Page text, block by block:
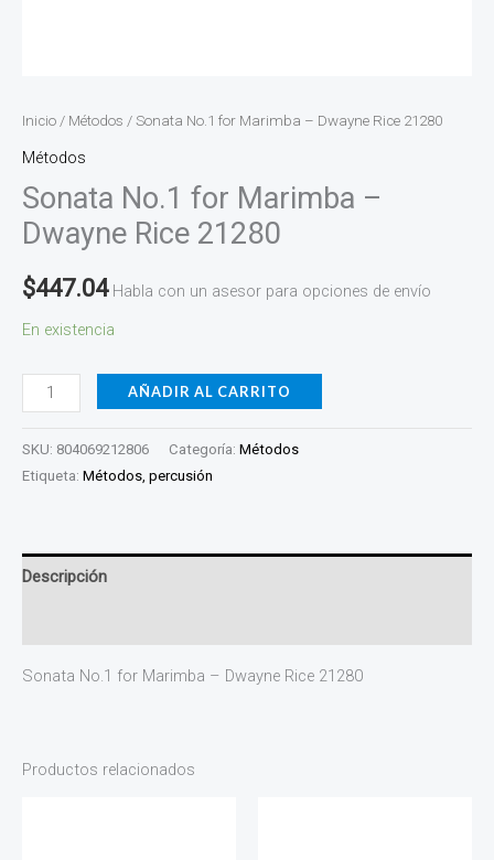
Inicio / Métodos / Sonata No.1 for Marimba – Dwayne Rice 21280
Métodos
Sonata No.1 for Marimba –
Dwayne Rice 21280
$447.04 Habla con un asesor para opciones de envío
En existencia
AÑADIR AL CARRITO
SKU: 804069212806 Categoría: Métodos
Etiqueta: Métodos, percusión
Descripción
Sonata No.1 for Marimba – Dwayne Rice 21280
Productos relacionados